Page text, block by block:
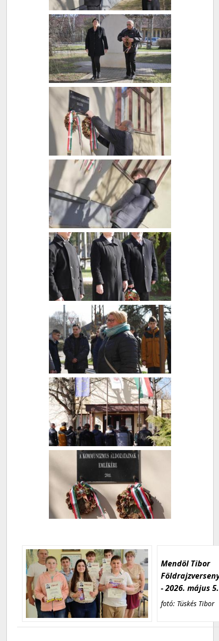
Mendöl Tibor
- 2026. május 5.
fotó: Tüskés Tibor